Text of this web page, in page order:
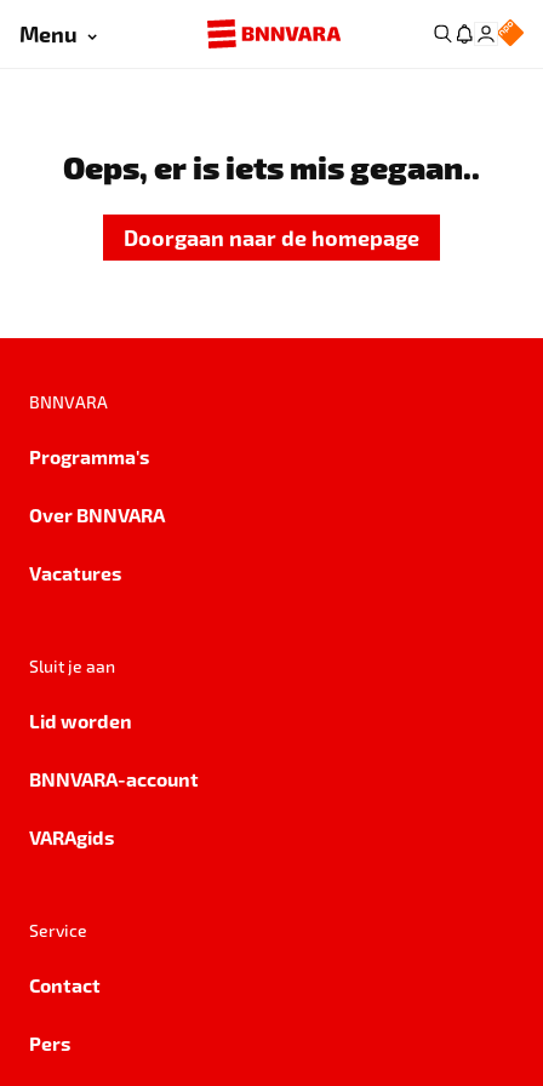
Menu
Oeps, er is iets mis gegaan..
Doorgaan naar de homepage
BNNVARA
Programma's
Over BNNVARA
Vacatures
Sluit je aan
Lid worden
BNNVARA-account
VARAgids
Service
Contact
Pers